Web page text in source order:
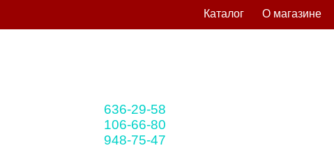
636-29-58
106-66-80
948-75-47
О магазине
Каталог